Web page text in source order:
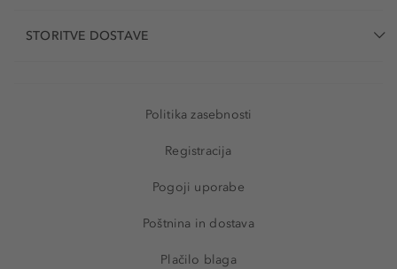
STORITVE DOSTAVE
Politika zasebnosti
Registracija
Pogoji uporabe
Poštnina in dostava
Plačilo blaga